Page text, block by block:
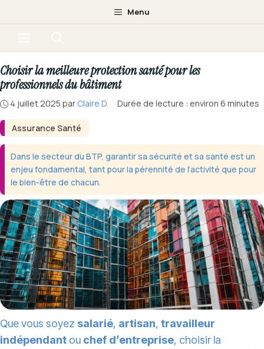
au
Menu
Assurance Santé
Choisir la meilleure protection santé pour les
professionnels du bâtiment
4 juillet 2025 par Claire D. · Durée de lecture : environ 6 minutes
Dans le secteur du BTP, garantir sa sécurité et sa santé est un
enjeu fondamental, tant pour la pérennité de l’activité que pour
le bien-être de chacun.
Que vous soyez salarié, artisan, travailleur
indépendant ou chef d’entreprise, choisir la